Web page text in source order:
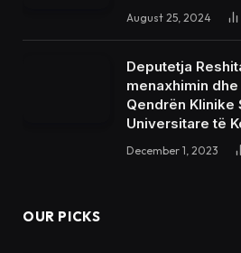
August 25, 2024
Deputetja
menaxhimin
Qendrën
Universitare të
December 1, 2023
OUR PICKS